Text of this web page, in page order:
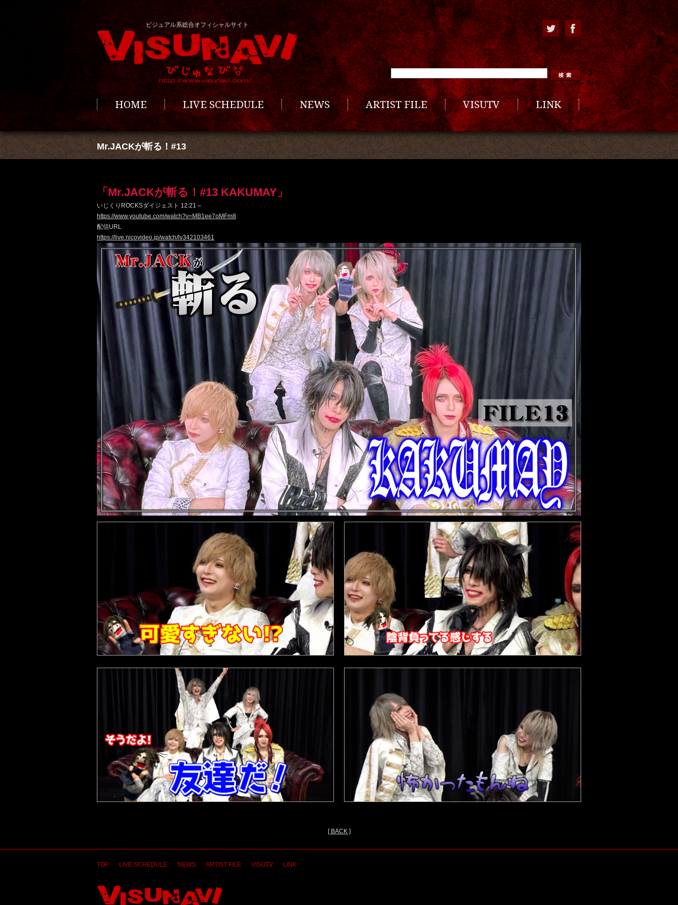
ビジュアル系総合オフィシャルサイト
HOME LIVE SCHEDULE NEWS ARTIST FILE VISUTV LINK
Mr.JACKが斬る！#13
「Mr.JACKが斬る！#13 KAKUMAY」
いじくりROCKSダイジェスト 12:21～
https://www.youtube.com/watch?v=MB1ee7oMFm8
配信URL
https://live.nicovideo.jp/watch/lv342103461
[ BACK ]
TOP LIVE SCHEDULE NEWS ARTIST FILE VISUTV LINK